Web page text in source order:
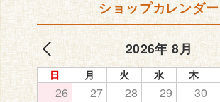
ショップカレンダー
2026年 8月
日 月 火 水 木
26 27 28 29 30